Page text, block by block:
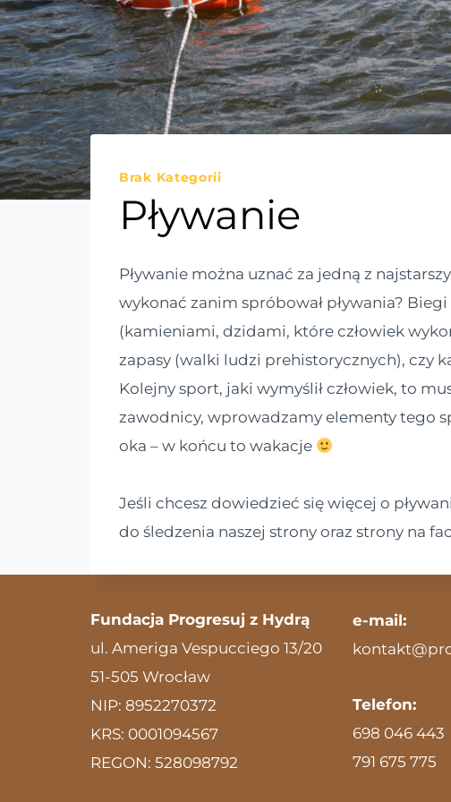
Brak Kategorii
Pływanie
Pływanie można uznać za jedną z
wykonać zanim spróbował pływania?
(kamieniami, dzidami, które człowiek
zapasy (walki ludzi prehistorycznych), czy
Kolejny sport, jaki wymyślił człowiek, to
zawodnicy, wprowadzamy elementy tego
oka – w końcu to wakacje
Jeśli chcesz dowiedzieć się więcej o
do śledzenia naszej strony oraz strony na
Fundacja Progresuj z Hydrą
ul. Ameriga Vespucciego 13/20
51-505 Wrocław
NIP: 8952270372
KRS: 0001094567
REGON: 528098792
e-mail:
Telefon:
698 046 443
791 675 775